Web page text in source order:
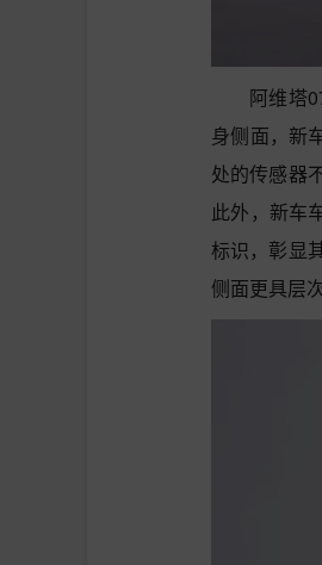
阿维塔
身侧面，新
处的传感器
此外，新车
标识，彰显
侧面更具层次